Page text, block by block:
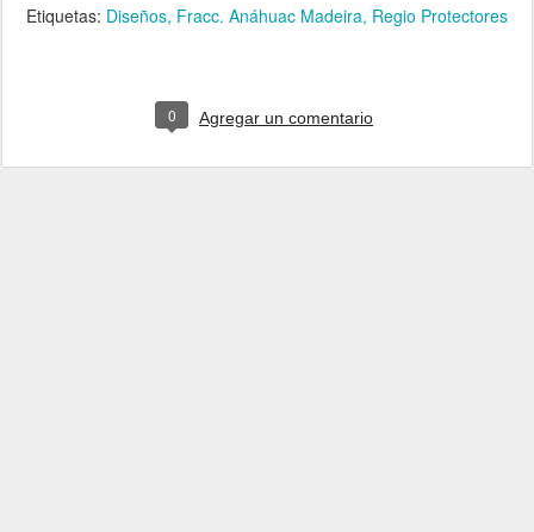
Etiquetas: Diseños Fracc. Anáhuac Madeira Regio Protectores
0 Agregar un comentario